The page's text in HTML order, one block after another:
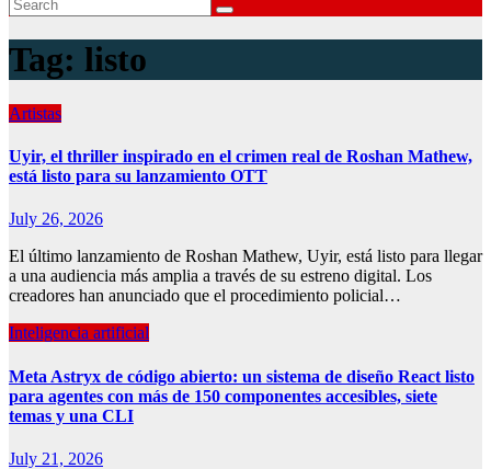
Tag: listo
Artistas
Uyir, el thriller inspirado en el crimen real de Roshan Mathew,
está listo para su lanzamiento OTT
July 26, 2026
El último lanzamiento de Roshan Mathew, Uyir, está listo para llegar
a una audiencia más amplia a través de su estreno digital. Los
creadores han anunciado que el procedimiento policial…
Inteligencia artificial
Meta Astryx de código abierto: un sistema de diseño React listo
para agentes con más de 150 componentes accesibles, siete
temas y una CLI
July 21, 2026